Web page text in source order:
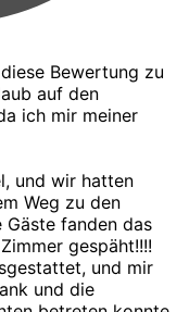
Bewertung zu
auf den
ich mir meiner
und wir hatten
Weg zu den
Gäste fanden das
gespäht!!!!
und mir
und die